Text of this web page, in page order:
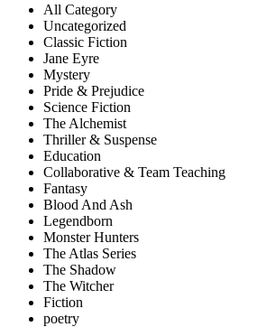
All Category
Uncategorized
Classic Fiction
Jane Eyre
Mystery
Pride & Prejudice
Science Fiction
The Alchemist
Thriller & Suspense
Education
Collaborative & Team Teaching
Fantasy
Blood And Ash
Legendborn
Monster Hunters
The Atlas Series
The Shadow
The Witcher
Fiction
poetry